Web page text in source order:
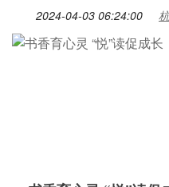
2024-04-03 06:24:00